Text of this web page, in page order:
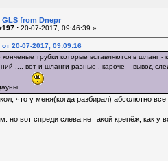
GLS from Dnepr
: 20-07-2017, 09:46:39 »
20-07-2017, 09:09:16
трубки которые вставляются в шланг
.... вот и шланги разные , кароче - вывод
что у меня(когда разбирал) абсолютно
но вот спреди слева не такой крепёж, как у